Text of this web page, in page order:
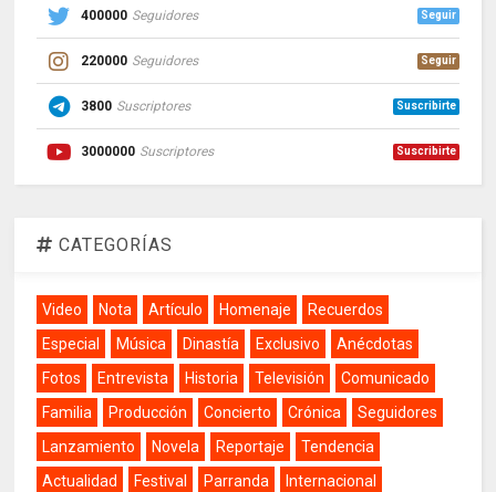
400000 Seguidores Seguir
220000 Seguidores Seguir
3800 Suscriptores Suscribirte
3000000 Suscriptores Suscribirte
CATEGORÍAS
Video Nota Artículo Homenaje
Recuerdos
Especial
Música Dinastía Exclusivo
Anécdotas
Fotos
Entrevista Historia Televisión
Comunicado
Familia
Producción Concierto Crónica
Seguidores
Lanzamiento
Novela Reportaje
Tendencia
Actualidad
Festival Parranda
Internacional